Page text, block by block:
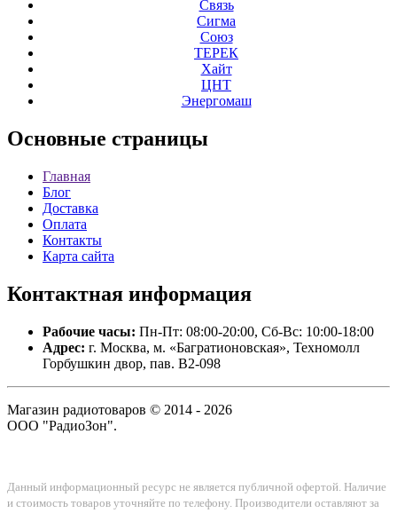
Связь
Сигма
Союз
ТЕРЕК
Хайт
ЦНТ
Энергомаш
Основные страницы
Главная
Блог
Доставка
Оплата
Контакты
Карта сайта
Контактная информация
Рабочие часы: Пн-Пт: 08:00-20:00, Сб-Вс: 10:00-18:00
Адрес: г. Москва, м. «Багратионовская», Техномолл
Горбушкин двор, пав. B2-098
Магазин радиотоваров © 2014 - 2026
ООО "РадиоЗон".
Данный информационный ресурс не является публичной офертой. Наличие
и стоимость товаров уточняйте по телефону. Производители оставляют за